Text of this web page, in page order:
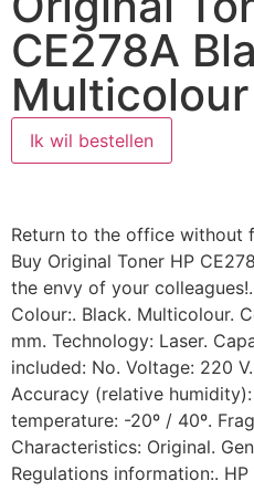
CE278A
Multicolour
Ik wil bestellen
Return to the office without
Buy Original Toner HP
the envy of your
Colour:. Black. Multicolour.
mm. Technology: Laser.
included: No. Voltage: 220
Accuracy (relative
temperature: -20º / 40º.
Characteristics: Original.
Regulations information:.